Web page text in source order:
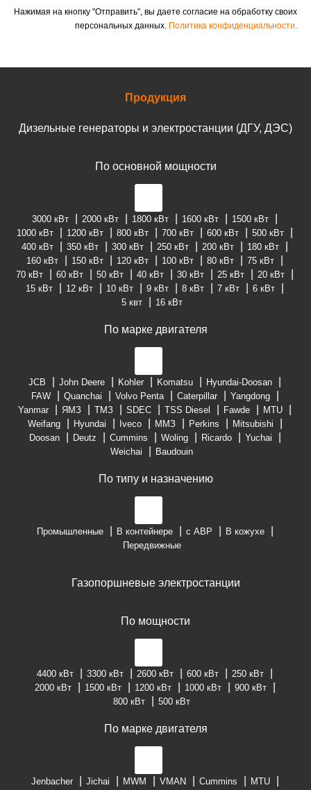
Нажимая на кнопку "Отправить", вы даете согласие на обработку своих
персональных данных. Политика конфиденциальности.
Продукция
Дизельные генераторы и электростанции (ДГУ, ДЭС)
По основной мощности
3000 кВт 2000 кВт 1800 кВт 1600 кВт
1500 кВт
1000 кВт
1200 кВт 800 кВт 700 кВт 600 кВт
500 кВт
400 кВт
350 кВт 300 кВт 250 кВт 200 кВт
180 кВт
160 кВт
150 кВт 120 кВт 100 кВт 80 кВт
75 кВт
70 кВт
60 кВт 50 кВт 40 кВт 30 кВт 25 кВт
20 кВт
15 кВт
12 кВт 10 кВт 9 кВт 8 кВт 7 кВт
6 кВт
5 квт
16 кВт
По марке двигателя
JCB John Deere Kohler Komatsu
Hyundai-Doosan
FAW
Quanchai Volvo Penta Caterpillar
Yangdong
Yanmar
ЯМЗ ТМЗ SDEC TSS Diesel Fawde
MTU
Weifang
Hyundai Iveco ММЗ Perkins
Mitsubishi
Doosan
Deutz Cummins Woling Ricardo
Yuchai
Weichai
Baudouin
По типу и назначению
Промышленные В контейнере с АВР
В кожухе
Передвижные
Газопоршневые электростанции
По мощности
4400 кВт 3300 кВт 2600 кВт 600 кВт
250 кВт
2000 кВт
1500 кВт 1200 кВт 1000 кВт
900 кВт
800 кВт
500 кВт
По марке двигателя
Jenbacher Jichai MWM VMAN Cummins
MTU